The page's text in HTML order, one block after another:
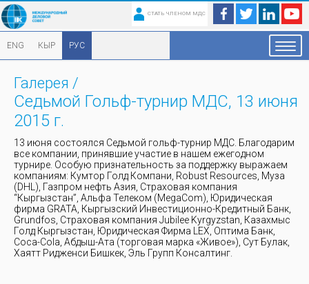
СТАТЬ ЧЛЕНОМ МДС
ENG КЫР РУС
Галерея /
Седьмой Гольф-турнир МДС, 13 июня
2015 г.
13 июня состоялся Седьмой гольф-турнир МДС. Благодарим
все компании, принявшие участие в нашем ежегодном
турнире. Особую признательность за поддержку выражаем
компаниям: Кумтор Голд Компани, Robust Resources, Муза
(DHL), Газпром нефть Азия, Страховая компания
“Кыргызстан”, Альфа Телеком (MegaCom), Юридическая
фирма GRATA, Кыргызский Инвестиционно-Кредитный Банк,
Grundfos, Страховая компания Jubilee Kyrgyzstan, Казахмыс
Голд Кыргызстан, Юридическая Фирма LEX, Оптима Банк,
Coca-Cola, Абдыш-Ата (торговая марка «Живое»), Сут Булак,
Хаятт Ридженси Бишкек, Эль Групп Консалтинг.